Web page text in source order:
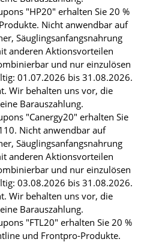
"HP20" erhalten Sie 20 %
Nicht anwendbar auf
Säuglingsanfangsnahrung
anderen Aktionsvorteilen
und nur einzulösen
01.07.2026 bis 31.08.2026.
Wir behalten uns vor, die
Barauszahlung.
"Canergy20" erhalten Sie
Nicht anwendbar auf
Säuglingsanfangsnahrung
anderen Aktionsvorteilen
und nur einzulösen
03.08.2026 bis 31.08.2026.
Wir behalten uns vor, die
Barauszahlung.
"FTL20" erhalten Sie 20 %
und Frontpro-Produkte.